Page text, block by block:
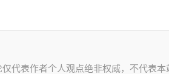
代表作者个人观点绝非权威，不代表本